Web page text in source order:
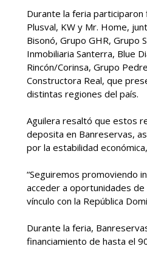
Durante la feria participaron
Plusval, KW y Mr. Home,
Bisonó, Grupo GHR, Grupo
Inmobiliaria Santerra, Blue
Rincón/Corinsa, Grupo
Constructora Real, que
distintas regiones del país.
Aguilera resaltó que estos
deposita en Banreservas,
por la estabilidad
“Seguiremos promoviendo
acceder a oportunidades
vínculo con la República
Durante la feria,
financiamiento de hasta el